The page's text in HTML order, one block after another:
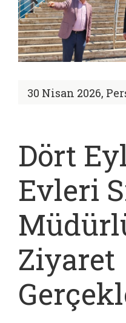
30 Nisan 2026,
Dört
Evleri
Ziyaret